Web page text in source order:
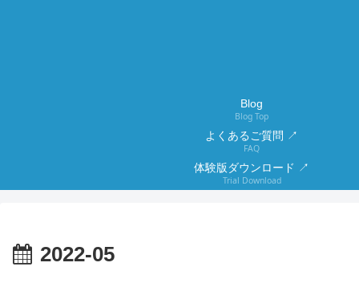
Blog
Blog Top
よくあるご質問 ↗
FAQ
体験版ダウンロード ↗
Trial Download
2022-05